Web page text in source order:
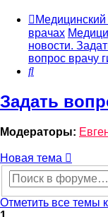
врачах
новости.
вопрос врачу
Поиск
Задать
Модераторы:
Новая тема
Отметить все темы